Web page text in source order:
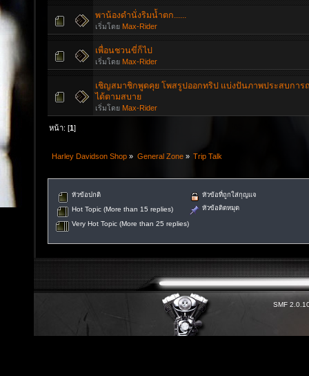
พาน้องดำนั่งริมน้ำตก......
เริ่มโดย Max-Rider
เพื่อนชวนขี่ก็ไป
เริ่มโดย Max-Rider
เชิญสมาชิกพูดคุย โพสรูปออกทริป แบ่งปันภาพประสบการ
ได้ตามสบาย
เริ่มโดย Max-Rider
หน้า: [1]
Harley Davidson Shop » General Zone» Trip Talk
หัวข้อปกติ
Hot Topic (More than 15 replies)
Very Hot Topic (More than 25 replies)
หัวข้อที่ถูกใส่กุญแจ
หัวข้อติดหมุด
SMF